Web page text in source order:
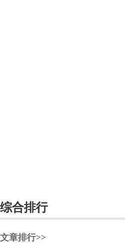
D
大乘汽车
综合排行
文章排行>>